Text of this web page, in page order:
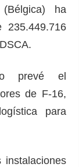
(Bélgica) ha
prevé el
de F-16,
para